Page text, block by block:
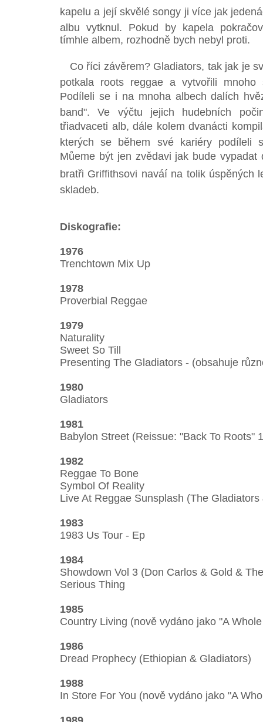
kapelu a její skvělé songy ji více jak
albu vytknul. Pokud by kapela
tímhle albem, rozhodně bych nebyl proti.
Co říci závěrem? Gladiators, tak jak je
potkala roots reggae a vytvořili mnoho
Podíleli se i na mnoha albech dalích
band". Ve výčtu jejich hudebních
třiadvaceti alb, dále kolem dvanácti
kterých se během své kariéry podíleli
Můeme být jen zvědavi jak bude
bratři Griffithsovi naváí na tolik
skladeb.
Diskografie:
1976
Trenchtown Mix Up
1978
Proverbial Reggae
1979
Naturality
Sweet So Till
Presenting The Gladiators - (obsahuje
1980
Gladiators
1981
Babylon Street (Reissue: "Back To Roots"
1982
Reggae To Bone
Symbol Of Reality
Live At Reggae Sunsplash (The
1983
1983 Us Tour - Ep
1984
Showdown Vol 3 (Don Carlos & Gold &
Serious Thing
1985
Country Living (nově vydáno jako "A
1986
Dread Prophecy (Ethiopian & Gladiators)
1988
In Store For You (nově vydáno jako "A